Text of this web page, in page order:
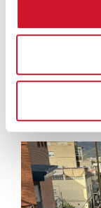
comunitària
fonamental
aquest. Amb
habitable,